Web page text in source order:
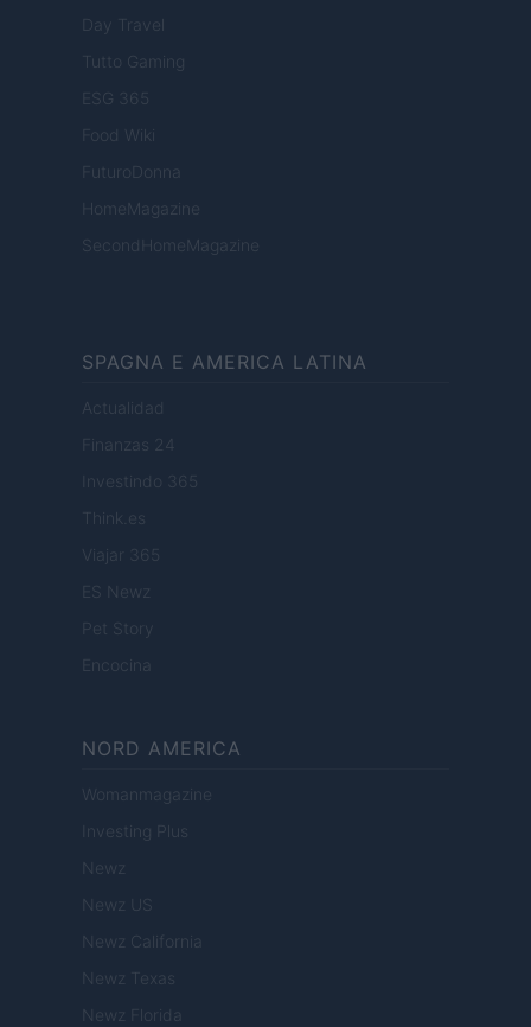
Day Travel
Tutto Gaming
ESG 365
Food Wiki
FuturoDonna
HomeMagazine
SecondHomeMagazine
SPAGNA E AMERICA LATINA
Actualidad
Finanzas 24
Investindo 365
Think.es
Viajar 365
ES Newz
Pet Story
Encocina
NORD AMERICA
Womanmagazine
Investing Plus
Newz
Newz US
Newz California
Newz Texas
Newz Florida